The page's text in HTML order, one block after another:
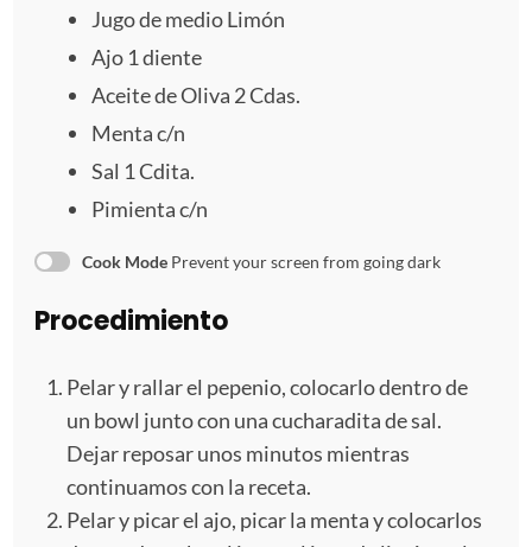
l
a
s
l
a
s
l
a
s
l
a
s
l
a
Jugo de medio Limón
Ajo 1diente
Aceite de Oliva 2 Cdas.
Menta c/n
Sal 1Cdita.
Pimienta c/n
Cook Mode Prevent your screen from going dark
Procedimiento
Pelar y rallar el pepenio, colocarlo dentro de
un bowl junto con una cucharadita de sal.
Dejar reposar unos minutos mientras
continuamos con la receta.
Pelar y picar el ajo, picar la menta y colocarlos